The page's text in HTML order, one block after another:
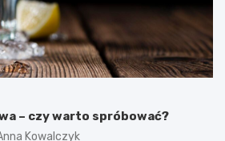
– czy warto spróbować?
Kowalczyk